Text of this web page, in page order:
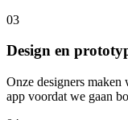
03
Design en
Onze designers maken
app voordat we gaan